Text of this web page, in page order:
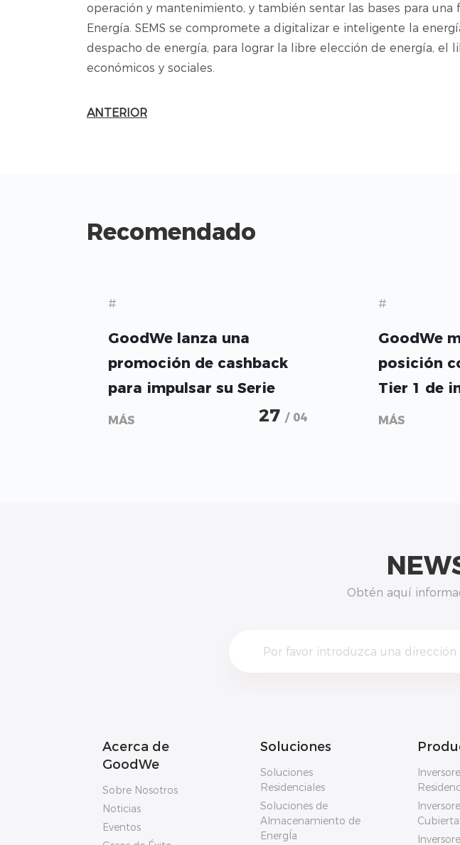
operación y mantenimiento, y también sentar las bases para
Energía. SEMS se compromete a digitalizar e inteligente la
despacho de energía, para lograr la libre elección de energía, el
económicos y sociales.
ANTERIOR
Recomendado
#
GoodWe lanza una
promoción de cashback
para impulsar su Serie
ESA de almacenamiento
MÁS 27 / 04
#
GoodWe
posición
Tier 1 de
MÁS
Obtén aquí
Acerca de
GoodWe
Sobre Nosotros
Noticias
Eventos
Soluciones
Soluciones
Residenciales
Soluciones de
Almacenamiento de
EnergÍa